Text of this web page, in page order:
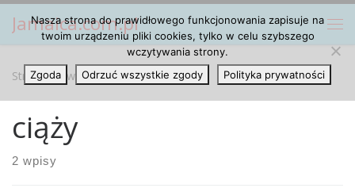
Przejdź do treści
Jamaica.com.pl
Strona główna » ciąży
ciąży
2 wpisy
Nasza strona do prawidłowego funkcjonowania zapisuje na
twoim urządzeniu pliki cookies, tylko w celu szybszego
wczytywania strony.
Zgoda
Odrzuć wszystkie zgody Polityka prywatności